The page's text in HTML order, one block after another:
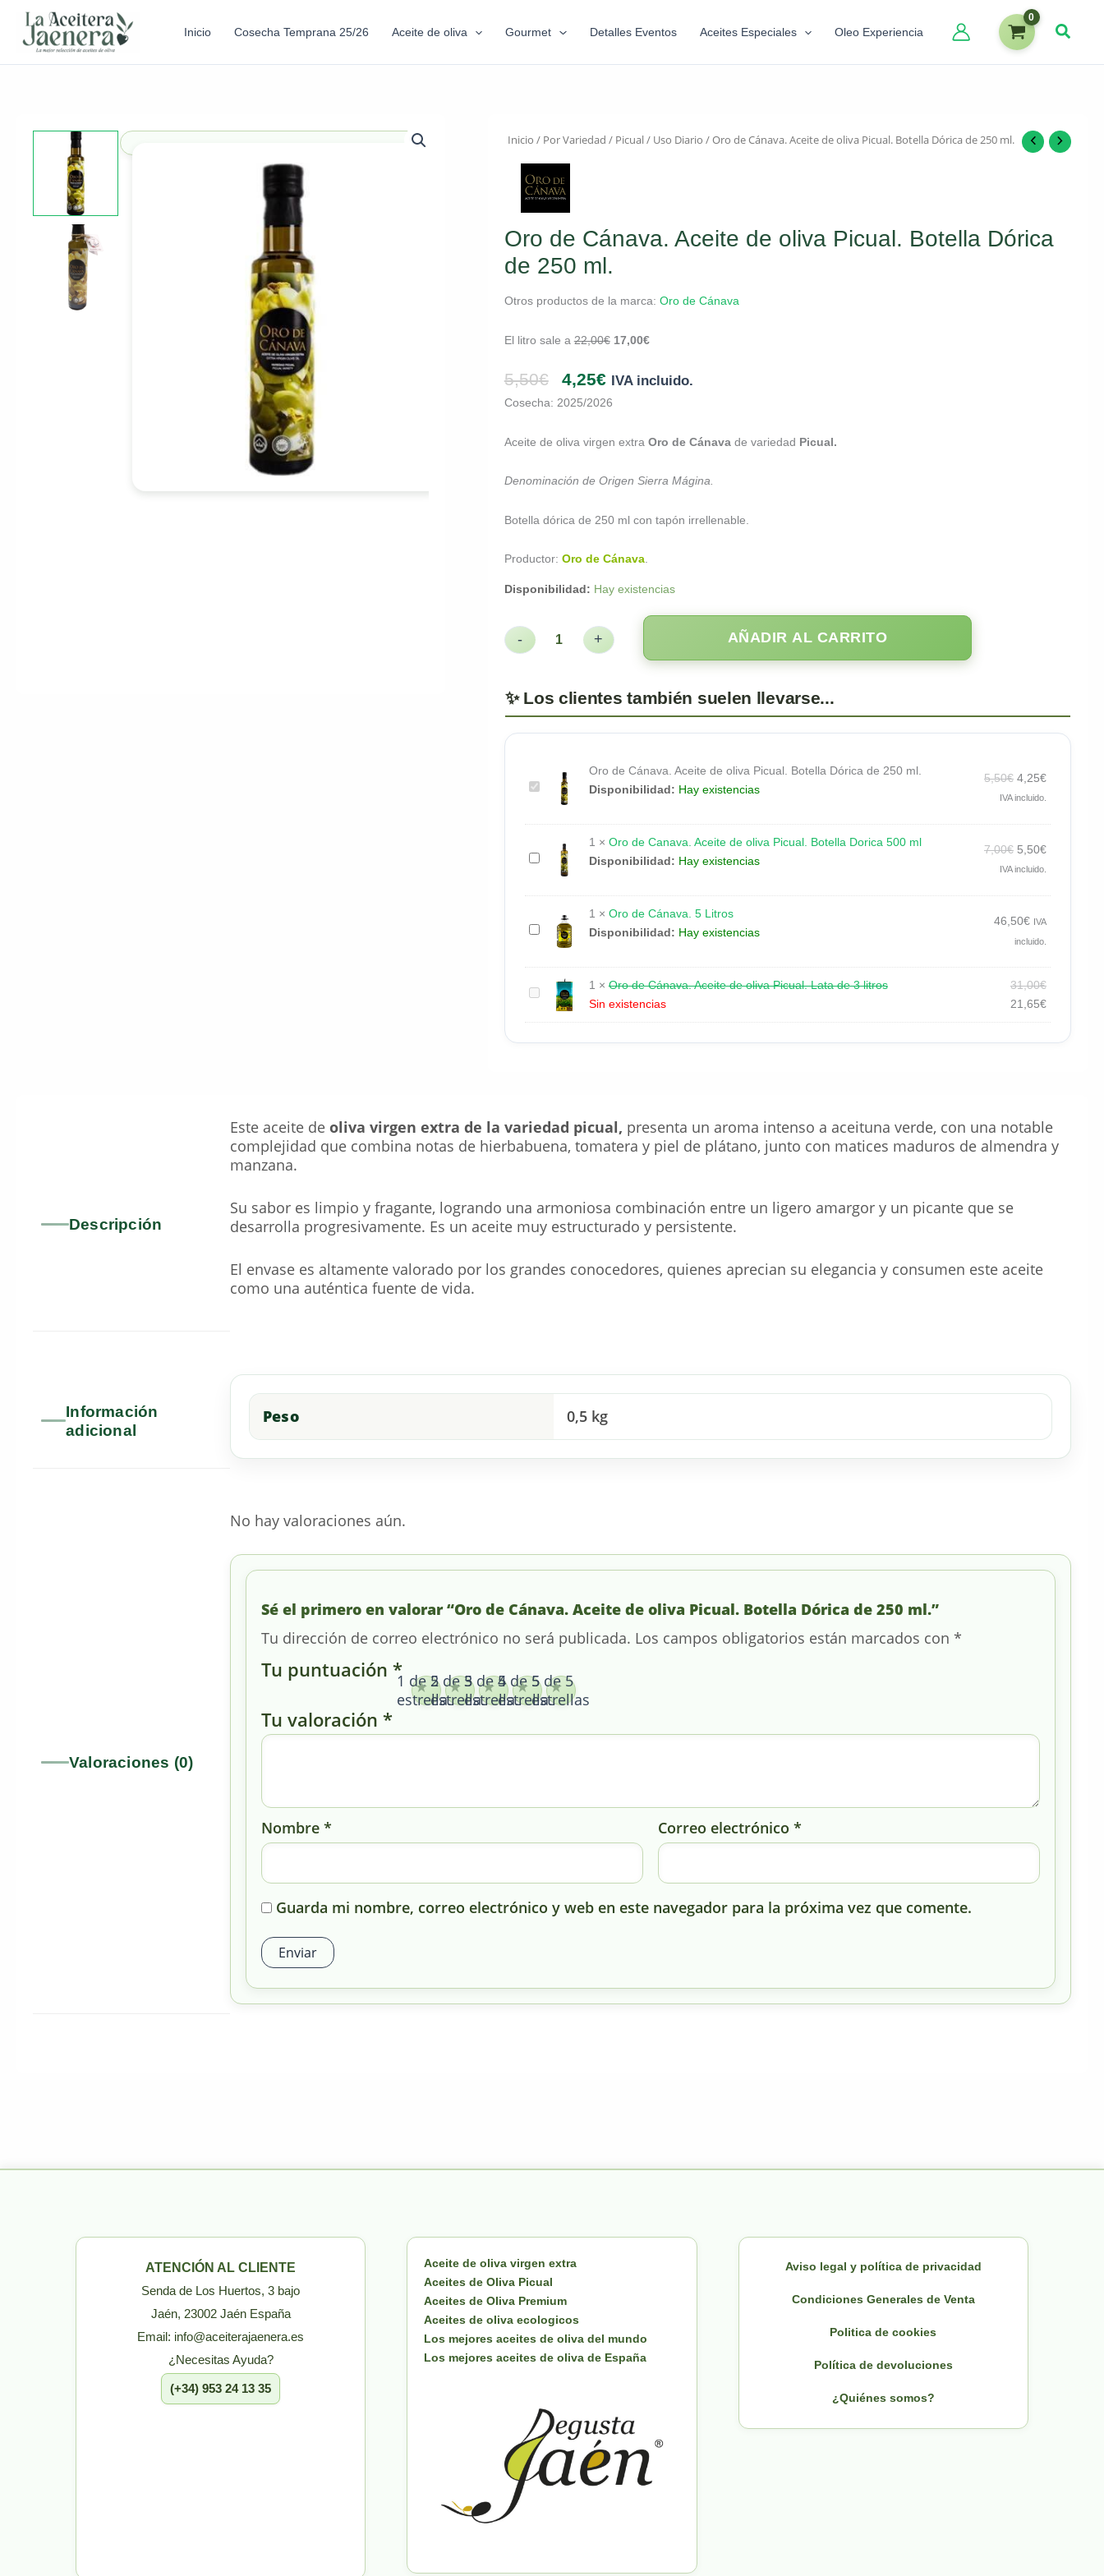
Inicio Cosecha Temprana 25/26 Aceite de oliva Gourmet Detalles Eventos Aceites Especiales Oleo Experiencia
Inicio / Por Variedad / Picual/ Uso Diario / Oro de Cánava. Aceite de oliva Picual. Botella Dórica de 250 ml.
Oro de Cánava. Aceite de oliva Picual. Botella Dórica
de 250 ml.
Otros productos de la marca: Oro de Cánava
El litro sale a22,00€ 17,00€
5,50€ 4,25€ IVA incluido.
Cosecha: 2025/2026
Aceite de oliva virgen extra Oro de Cánavade variedad Picual.
Denominación de Origen Sierra Mágina.
Botella dórica de 250 ml con tapón irrellenable.
Productor: Oro de Cánava.
Disponibilidad: Hay existencias
- + AÑADIR AL CARRITO
Oro
Cánava.
de
Botella
Dórica
ml.
Oro de Cánava. Aceite de oliva Picual. Botella Dórica de 250 ml.
Disponibilidad: Hay existencias
5,50€ 4,25€
IVA incluido.
Oro
Canava.
de
Botella
Dorica
1 × Oro de Canava. Aceite de oliva Picual. Botella Dorica 500 ml
Disponibilidad: Hay existencias
7,00€ 5,50€
IVA incluido.
Oro
Cánava.
5
Litros
1 × Oro de Cánava. 5 Litros
Disponibilidad: Hay existencias
46,50€ IVA
incluido.
Oro
Lata
de
1 ×Oro de Cánava. Aceite de oliva Picual. Lata de 3 litros
Sin existencias
31,00€
21,65€
Descripción
Este aceite de oliva virgen extra de la variedad picual, presenta un aroma intenso a aceituna verde, con una notable
complejidad que combina notas de hierbabuena, tomatera y piel de plátano, junto con matices maduros de almendra y
manzana.
Su sabor es limpio y fragante, logrando una armoniosa combinación entre un ligero amargor y un picante que se
desarrolla progresivamente. Es un aceite muy estructurado y persistente.
El envase es altamente valorado por los grandes conocedores, quienes aprecian su elegancia y consumen este aceite
como una auténtica fuente de vida.
Información
adicional
Peso 0,5 kg
Valoraciones (0)
No hay valoraciones aún.
Sé el primero en valorar “Oro de Cánava. Aceite de oliva Picual. Botella Dórica de 250 ml.”
Tu dirección de correo electrónico no será publicada. Los campos obligatorios están marcados con *
Tu puntuación *1 de 5
estrellas
2 de 5
estrellas
3 de 5
estrellas
4 de 5
estrellas
5 de 5
estrellas
Tu valoración *
Nombre * Correo electrónico*
Guarda mi nombre, correo electrónico y web en este navegador para la próxima vez que comente.
ATENCIÓN AL CLIENTE
Senda de Los Huertos, 3 bajo
Jaén, 23002 Jaén España
Email: info@aceiterajaenera.es
¿Necesitas Ayuda?
(+34) 953 24 13 35
Aceite de oliva virgen extra
Aceites de Oliva Picual
Aceites de Oliva Premium
Aceites de oliva ecologicos
Los mejores aceites de oliva del mundo
Los mejores aceites de oliva de España
Aviso legal y política de privacidad
Condiciones Generales de Venta
Politica de cookies
Política de devoluciones
¿Quiénes somos?